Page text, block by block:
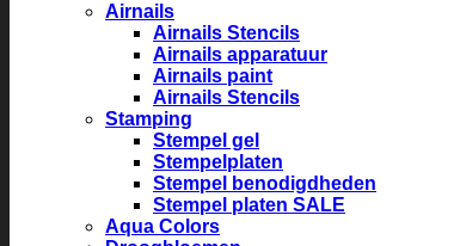
Airnails
Airnails Stencils
Airnails apparatuur
Airnails paint
Airnails Stencils
Stamping
Stempel gel
Stempelplaten
Stempel benodigdheden
Stempel platen SALE
Aqua Colors